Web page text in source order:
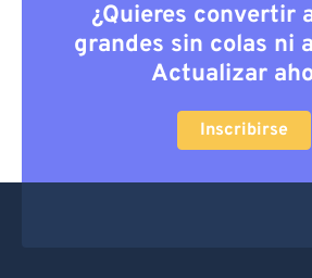
¿Quieres convertir
grandes sin colas ni
Actualizar
Inscribirse